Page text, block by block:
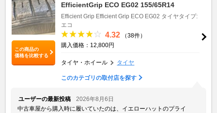
この商品の
価格を比較する
EfficientGrip ECO EG02 155/65R14
Efficient Grip Efficient Grip ECO EG02 タイヤタイプ:
エコ
4.32
（38件）
購入価格：12,800円
タイヤ・ホイール タイヤ
このカテゴリの取付店を探す
ユーザーの最新投稿
2026年8月6日
中古車屋から購入時に履いていたのは、イエローハットのプライ